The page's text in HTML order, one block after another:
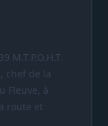
chef de la
Fleuve, à
route et